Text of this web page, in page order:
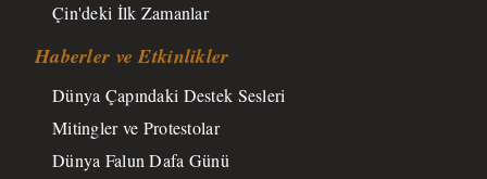
Çin'deki İlk Zamanlar
Haberler ve Etkinlikler
Dünya Çapındaki Destek Sesleri
Mitingler ve Protestolar
Dünya Falun Dafa Günü